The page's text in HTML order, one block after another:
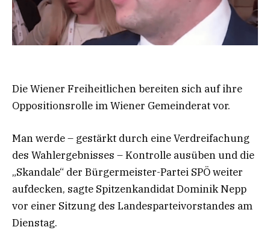
Die Wiener Freiheitlichen bereiten sich auf ihre
Oppositionsrolle im Wiener Gemeinderat vor.
Man werde – gestärkt durch eine Verdreifachung
des Wahlergebnisses – Kontrolle ausüben und die
„Skandale“ der Bürgermeister-Partei SPÖ weiter
aufdecken, sagte Spitzenkandidat Dominik Nepp
vor einer Sitzung des Landesparteivorstandes am
Dienstag.